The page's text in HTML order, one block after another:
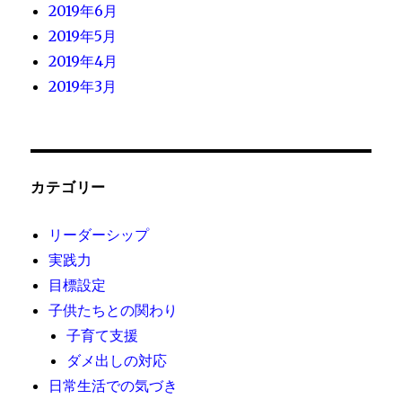
2019年6月
2019年5月
2019年4月
2019年3月
カテゴリー
リーダーシップ
実践力
目標設定
子供たちとの関わり
子育て支援
ダメ出しの対応
日常生活での気づき